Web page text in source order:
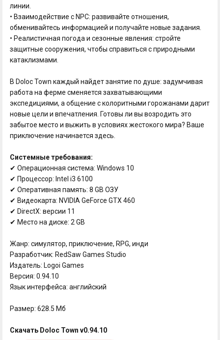
линии.
• Взаимодействие с NPC: развивайте отношения,
обменивайтесь информацией и получайте новые задания.
• Реалистичная погода и сезонные явления: стройте
защитные сооружения, чтобы справиться с природными
катаклизмами.
В Doloc Town каждый найдет занятие по душе: задумчивая
работа на ферме сменяется захватывающими
экспедициями, а общение с колоритными горожанами дарит
новые цели и впечатления. Готовы ли вы возродить это
забытое место и выжить в условиях жестокого мира? Ваше
приключение начинается здесь.
Системные требования:
✔ Операционная система: Windows 10
✔ Процессор: Intel i3 6100
✔ Оперативная память: 8 GB ОЗУ
✔ Видеокарта: NVIDIA GeForce GTX 460
✔ DirectX: версии 11
✔ Место на диске: 2 GB
Жанр: симулятор, приключение, RPG, инди
Разработчик: RedSaw Games Studio
Издатель: Logoi Games
Версия: 0.94.10
Язык интерфейса: английский
Размер: 628.5 Мб
Скачать Doloc Town v0.94.10